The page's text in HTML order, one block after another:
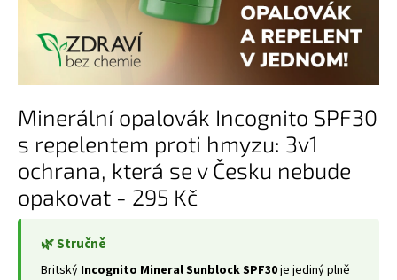
Minerální opalovák Incognito SPF30
s repelentem proti hmyzu: 3v1
ochrana, která se v Česku nebude
opakovat - 295 Kč
🌿 Stručně
Britský Incognito Mineral Sunblock SPF30je jediný plně